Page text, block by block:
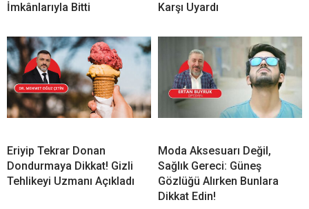
İmkânlarıyla Bitti
Karşı Uyardı
Eriyip Tekrar Donan
Dondurmaya Dikkat! Gizli
Tehlikeyi Uzmanı Açıkladı
Moda Aksesuarı Değil,
Sağlık Gereci: Güneş
Gözlüğü Alırken Bunlara
Dikkat Edin!